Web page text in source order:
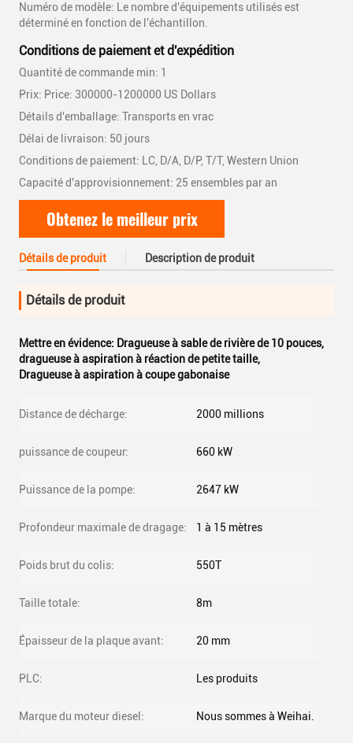
Numéro de modèle: Le nombre d'équipements utilisés est
déterminé en fonction de l'échantillon.
Conditions de paiement et d'expédition
Quantité de commande min: 1
Prix: Price: 300000-1200000 US Dollars
Détails d'emballage: Transports en vrac
Délai de livraison: 50 jours
Conditions de paiement: LC, D/A, D/P, T/T, Western Union
Capacité d'approvisionnement: 25 ensembles par an
Obtenez le meilleur prix
Détails de produit Description de produit
Détails de produit
Mettre en évidence: Dragueuse à sable de rivière de 10 pouces,
dragueuse à aspiration à réaction de petite taille,
Dragueuse à aspiration à coupe gabonaise
Distance de décharge: 2000 millions
puissance de coupeur: 660 kW
Puissance de la pompe: 2647 kW
Profondeur maximale de dragage: 1 à 15 mètres
Poids brut du colis: 550T
Taille totale: 8m
Épaisseur de la plaque avant: 20 mm
PLC: Les produits
Marque du moteur diesel: Nous sommes à Weihai.